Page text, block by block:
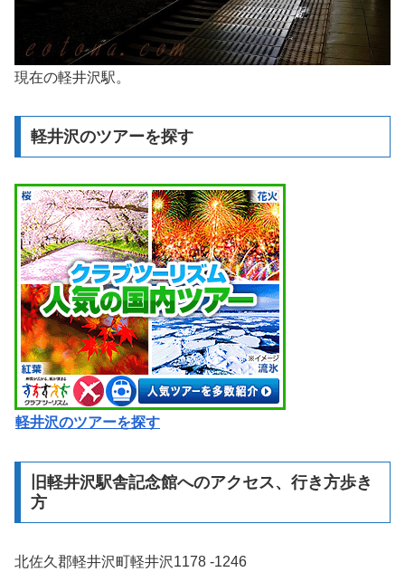
現在の軽井沢駅。
軽井沢のツアーを探す
軽井沢のツアーを探す
旧軽井沢駅舎記念館へのアクセス、行き方歩き
方
北佐久郡軽井沢町軽井沢1178 -1246